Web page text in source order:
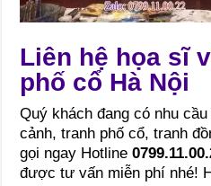
Liên hệ họa sĩ
phố cổ Hà Nội
Quý khách đang có nhu
cảnh, tranh phố cổ, tranh
gọi ngay Hotline
được tư vấn miễn phí nhé!